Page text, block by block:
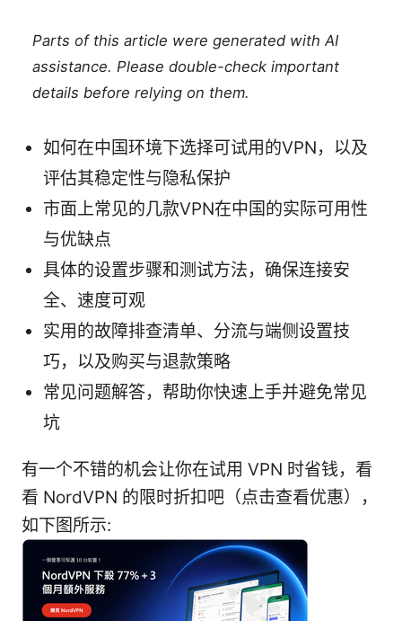
Parts of this article were generated with AI
assistance. Please double-check important
details before relying on them.
如何在中国环境下选择可试用的VPN，以及
评估其稳定性与隐私保护
市面上常见的几款VPN在中国的实际可用性
与优缺点
具体的设置步骤和测试方法，确保连接安
全、速度可观
实用的故障排查清单、分流与端侧设置技
巧，以及购买与退款策略
常见问题解答，帮助你快速上手并避免常见
坑
有一个不错的机会让你在试用 VPN 时省钱，看
看 NordVPN 的限时折扣吧（点击查看优惠），
如下图所示: